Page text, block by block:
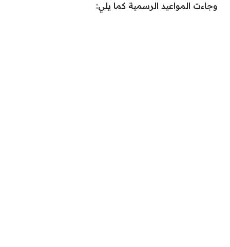
وجاءت المواعيد الرسمية كما يلي: